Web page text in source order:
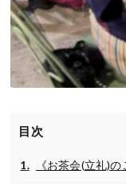
目次
《お茶会(立礼)